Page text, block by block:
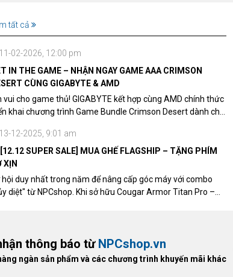
tất cả
11-02-2026, 12:00 pm
IN THE GAME – NHẬN NGAY GAME AAA CRIMSON
CÙNG GIGABYTE & AMD
vui cho game thủ! GIGABYTE kết hợp cùng AMD chính thức
khai chương trình Game Bundle Crimson Desert dành cho
13-12-2025, 9:01 am
SUPER SALE] MUA GHẾ FLAGSHIP – TẶNG PHÍM
XỊN
hội duy nhất trong năm để nâng cấp góc máy với combo
diệt" từ NPCshop. Khi sở hữu Cougar Armor Titan Pro –
thông báo từ NPCshop.vn
ngàn sản phẩm và các chương trình khuyến mãi khác